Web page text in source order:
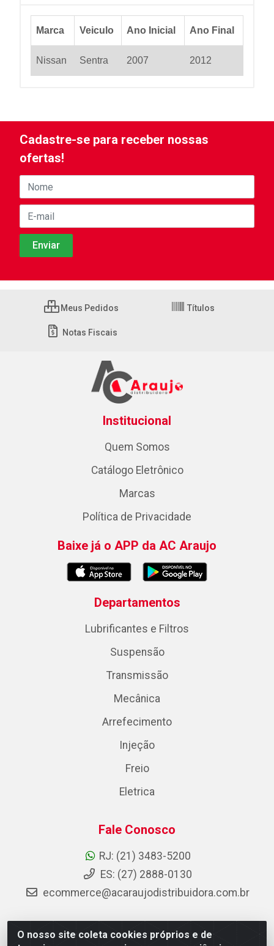
Marca Veiculo Ano Inicial Ano Final
Nissan Sentra 2007 2012
O nosso site coleta cookies próprios e de
Cadastre-se para receber nossas
ofertas!
Meus Pedidos Títulos
Notas Fiscais
Institucional
Quem Somos
Catálogo Eletrônico
Marcas
Política de Privacidade
Baixe já o APP da AC Araujo
Departamentos
Lubrificantes e Filtros
Suspensão
Transmissão
Mecânica
Arrefecimento
Injeção
Freio
Eletrica
Fale Conosco
RJ: (21) 3483-5200
ES: (27) 2888-0130
ecommerce@acaraujodistribuidora.com.br
AC Araujo Distribuidora - Rua Carneiro de Campos, 42 -